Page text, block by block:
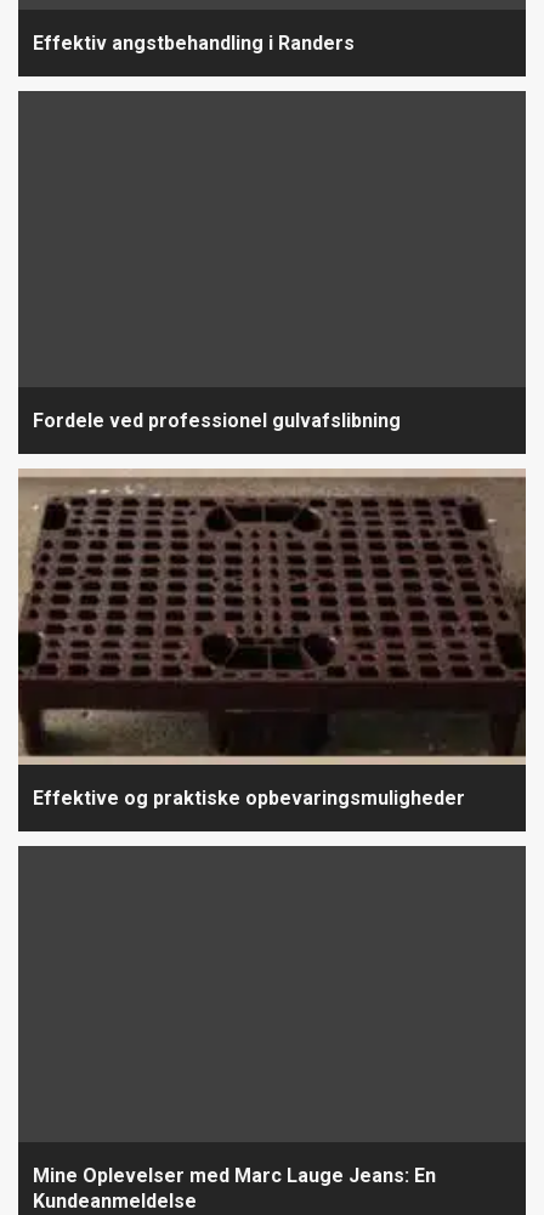
Effektiv angstbehandling i Randers
Fordele ved professionel gulvafslibning
Effektive og praktiske opbevaringsmuligheder
Mine Oplevelser med Marc Lauge Jeans: En
Kundeanmeldelse